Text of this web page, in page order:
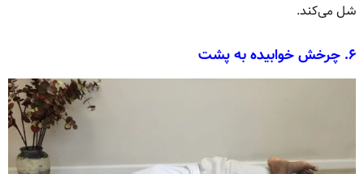
شل می‌کند.
۶. چرخش خوابیده به پشت